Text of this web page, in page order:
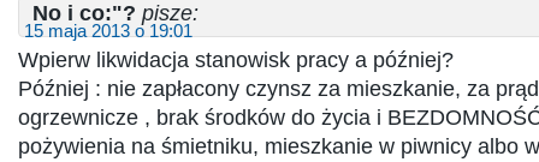
No i co:"? pisze:
15 maja 2013 o 19:01
Wpierw likwidacja stanowisk pracy a później?
Później : nie zapłacony czynsz za mieszkanie, za
ogrzewnicze , brak środków do życia i
pożywienia na śmietniku, mieszkanie w piwnicy albo